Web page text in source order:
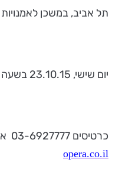
תל אביב, במשכן
יום שישי, 23.10.15 בשעה 16:00
כרטיסים 03-6927777 או באתר
opera.co.il